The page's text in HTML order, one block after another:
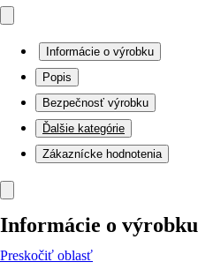
Informácie o výrobku
Popis
Bezpečnosť výrobku
Ďalšie kategórie
Zákaznícke hodnotenia
Informácie o výrobku
Preskočiť oblasť